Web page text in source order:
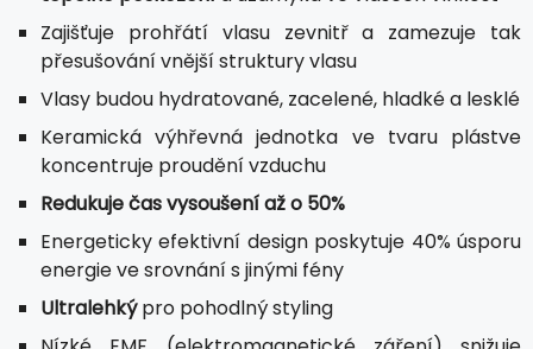
Zajišťuje prohřátí vlasu zevnitř a zamezuje tak
přesušování vnější struktury vlasu
Vlasy budou hydratované, zacelené, hladké a lesklé
Keramická výhřevná jednotka ve tvaru plástve
koncentruje proudění vzduchu
Redukuje čas vysoušení až o 50%
Energeticky efektivní design poskytuje 40% úsporu
energie ve srovnání s jinými fény
Ultralehkýpro pohodlný styling